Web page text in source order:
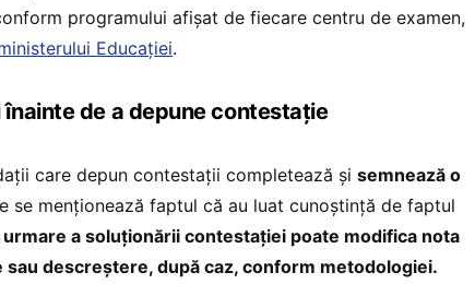
programului afișat de fiecare centru de examen,
Educației.
înainte de a depune contestație
care depun contestații completează și semnează o
se menționează faptul că au luat cunoștință de faptul
urmare a soluționării contestației poate modifica nota
descreștere, după caz, conform metodologiei.